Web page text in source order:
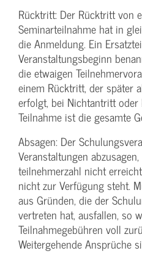
Rücktritt: Der Rücktritt
Seminarteilnahme hat in
die Anmeldung. Ein
Veranstaltungs­beginn
die etwaigen
einem Rücktritt, der später
erfolgt, bei Nichtantritt
Teilnahme ist die gesamte
Absagen: Der
Veranstaltungen
teilnehmerzahl nicht
nicht zur Verfügung steht.
aus Gründen, die der
vertreten hat, ausfallen, so
Teilnahme­gebühren voll
Weitergehende Ansprüche